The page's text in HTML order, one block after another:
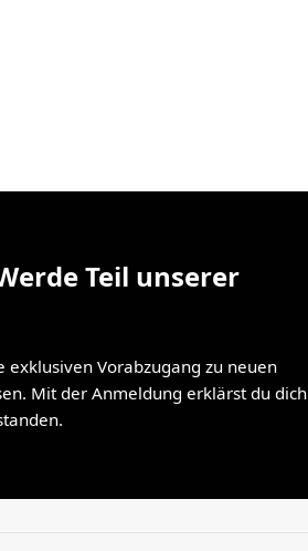
Teil unserer
Vorabzugang zu neuen
Mit der Anmeldung erklärst du dich